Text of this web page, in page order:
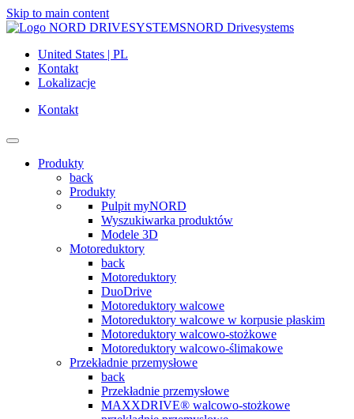
Skip to main content
NORD Drivesystems
United States | PL
Kontakt
Lokalizacje
Kontakt
Produkty
back
Produkty
Pulpit myNORD
Wyszukiwarka produktów
Modele 3D
Motoreduktory
back
Motoreduktory
DuoDrive
Motoreduktory walcowe
Motoreduktory walcowe w korpusie płaskim
Motoreduktory walcowo-stożkowe
Motoreduktory walcowo-ślimakowe
Przekładnie przemysłowe
back
Przekładnie przemysłowe
MAXXDRIVE® walcowo-stożkowe